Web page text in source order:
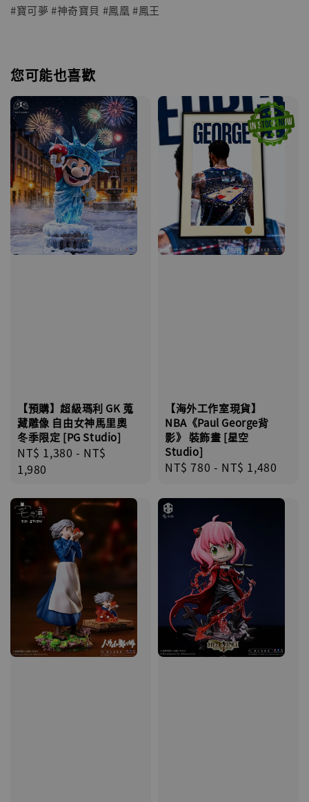
#寶可夢 #神奇寶貝 #鳳凰 #鳳王
您可能也喜歡
【預購】超級瑪利 GK 蒐
藏雕像 自由女神馬里奧
冬季限定 [PG Studio]
Regular
price
NT$ 1,380 - NT$
1,980
【海外工作室現貨】
NBA《Paul George背
影》 裝飾畫 [星空
Studio]
Regular
NT$ 780 - NT$ 1,480